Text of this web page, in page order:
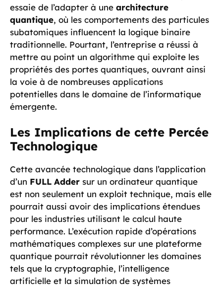
essaie de l’adapter à une architecture
quantique, où les comportements des particules
subatomiques influencent la logique binaire
traditionnelle. Pourtant, l’entreprise a réussi à
mettre au point un algorithme qui exploite les
propriétés des portes quantiques, ouvrant ainsi
la voie à de nombreuses applications
potentielles dans le domaine de l’informatique
émergente.
Les Implications de cette Percée
Technologique
Cette avancée technologique dans l’application
d’un FULL Adder sur un ordinateur quantique
est non seulement un exploit technique, mais elle
pourrait aussi avoir des implications étendues
pour les industries utilisant le calcul haute
performance. L’exécution rapide d’opérations
mathématiques complexes sur une plateforme
quantique pourrait révolutionner les domaines
tels que la cryptographie, l’intelligence
artificielle et la simulation de systèmes